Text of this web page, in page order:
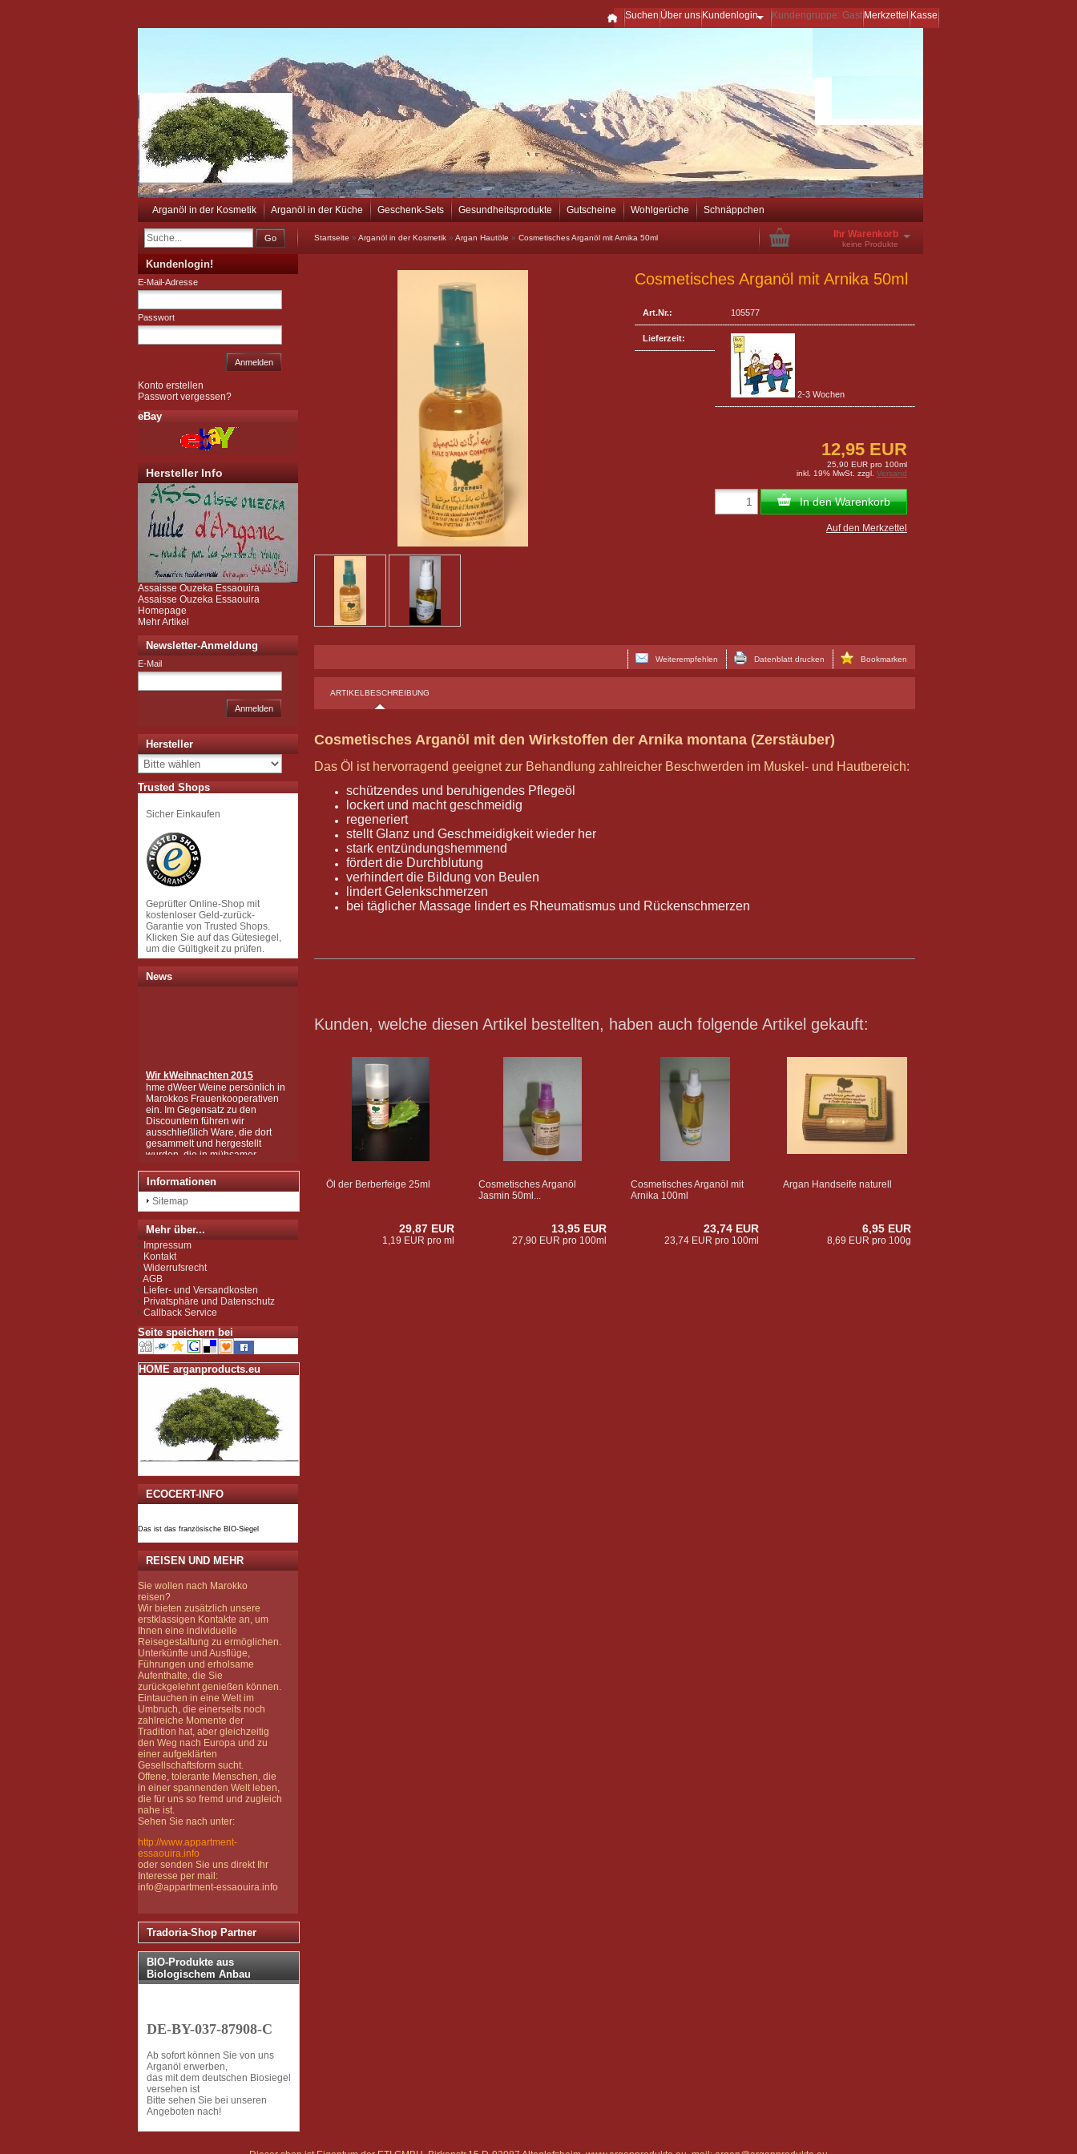
Suchen Über uns Kundenlogin Kundengruppe: Gast Merkzettel Kasse
Arganöl in der Kosmetik Arganöl in der Küche Geschenk-Sets Gesundheitsprodukte Gutscheine Wohlgerüche Schnäppchen
Go Startseite » Arganöl in der Kosmetik » Argan Hautöle » Cosmetisches Arganöl mit Arnika 50ml Ihr Warenkorb
keine Produkte
Cosmetisches Arganöl mit Arnika 50ml
Art.Nr.: 105577
Lieferzeit:
2-3 Wochen
12,95 EUR
25,90 EUR pro 100ml
inkl. 19% MwSt. zzgl. Versand
In den Warenkorb
Auf den Merkzettel
Bookmarken
Datenblatt drucken
Weiterempfehlen
ARTIKELBESCHREIBUNG
Cosmetisches Arganöl mit den Wirkstoffen der Arnika montana (Zerstäuber)
Das Öl ist hervorragend geeignet zur Behandlung zahlreicher Beschwerden im Muskel- und Hautbereich:
schützendes und beruhigendes Pflegeöl
lockert und macht geschmeidig
regeneriert
stellt Glanz und Geschmeidigkeit wieder her
stark entzündungshemmend
fördert die Durchblutung
verhindert die Bildung von Beulen
lindert Gelenkschmerzen
bei täglicher Massage lindert es Rheumatismus und Rückenschmerzen
Kunden, welche diesen Artikel bestellten, haben auch folgende Artikel gekauft:
Öl der Berberfeige 25ml
29,87 EUR
1,19 EUR pro ml
Cosmetisches Arganöl
Jasmin 50ml...
13,95 EUR
27,90 EUR pro 100ml
Cosmetisches Arganöl mit
Arnika 100ml
23,74 EUR
23,74 EUR pro 100ml
Argan Handseife naturell
6,95 EUR
8,69 EUR pro 100g
Kundenlogin!
E-Mail-Adresse
Passwort
Anmelden
Konto erstellen
Passwort vergessen?
eBay
Hersteller Info
Assaisse Ouzeka Essaouira
Assaisse Ouzeka Essaouira
Homepage
Mehr Artikel
Newsletter-Anmeldung
E-Mail
Anmelden
Hersteller
Trusted Shops
Sicher Einkaufen
Geprüfter Online-Shop mit
kostenloser Geld-zurück-
Garantie von Trusted Shops.
Klicken Sie auf das Gütesiegel,
um die Gültigkeit zu prüfen.
News
hme dWeer Weine persönlich in
Marokkos Frauenkooperativen
ein. Im Gegensatz zu den
Discountern führen wir
ausschließlich Ware, die dort
gesammelt und hergestellt
wurden, die in mühsamer
Handarbeit zu den wertvollen
bei uns kaufen können.
Wir sind zudem von der EU als
Importeur zugelassen und
unterliegen der Kontrolle nach
der sog. Novel-Food-VO.
Seit Juli 2012 sind wir für das
Argan Speiseöl BIO-zertifiziert
gemäß EG-Öko-Verordnung
durch DE-ÖKO-037 (Marokko
Landwirtschaft)
Informationen
Sitemap
Mehr über...
Impressum
Kontakt
Widerrufsrecht
AGB
Liefer- und Versandkosten
Privatsphäre und Datenschutz
Callback Service
Seite speichern bei
HOME arganproducts.eu
ECOCERT-INFO
Das ist das französische BIO-Siegel
REISEN UND MEHR
Sie wollen nach Marokko
reisen?
Wir bieten zusätzlich unsere
erstklassigen Kontakte an, um
Ihnen eine individuelle
Reisegestaltung zu ermöglichen.
Unterkünfte und Ausflüge,
Führungen und erholsame
Aufenthalte, die Sie
zurückgelehnt genießen können.
Eintauchen in eine Welt im
Umbruch, die einerseits noch
zahlreiche Momente der
Tradition hat, aber gleichzeitig
den Weg nach Europa und zu
einer aufgeklärten
Gesellschaftsform sucht.
Offene, tolerante Menschen, die
in einer spannenden Welt leben,
die für uns so fremd und zugleich
nahe ist.
Sehen Sie nach unter:
http://www.appartment-
essaouira.info
oder senden Sie uns direkt Ihr
Interesse per mail:
info@appartment-essaouira.info
Tradoria-Shop Partner
BIO-Produkte aus
Biologischem Anbau
DE-BY-037-87908-C
Ab sofort können Sie von uns
Arganöl erwerben,
das mit dem deutschen Biosiegel
versehen ist
Bitte sehen Sie bei unseren
Angeboten nach!